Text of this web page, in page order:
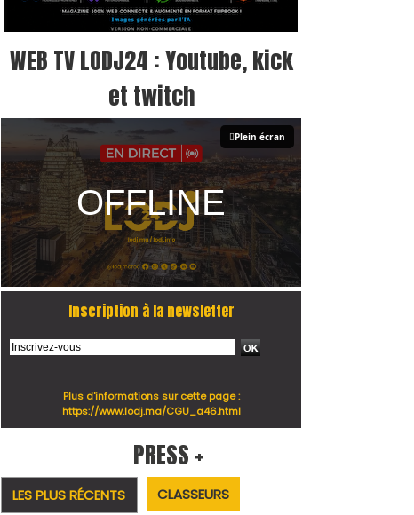
WEB TV LODJ24 : Youtube, kick
et twitch
Plein écran
Inscription à la newsletter
Plus d'informations sur cette page :
https://www.lodj.ma/CGU_a46.html
PRESS +
LES PLUS RÉCENTS CLASSEURS